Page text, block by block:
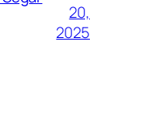
20,
2025